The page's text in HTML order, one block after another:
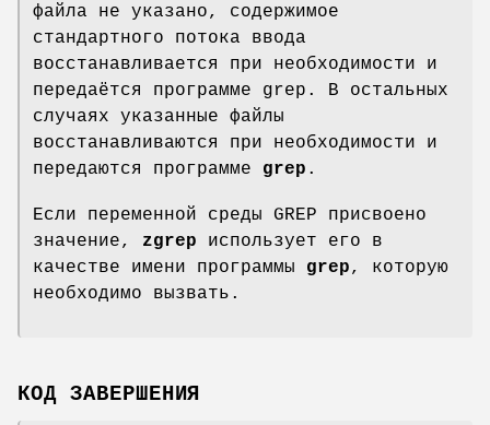
файла не указано, содержимое
стандартного потока ввода
восстанавливается при необходимости и
передаётся программе grep. В остальных
случаях указанные файлы
восстанавливаются при необходимости и
передаются программе grep .
Если переменной среды GREP присвоено
значение, zgrep использует его в
качестве имени программы grep, которую
необходимо вызвать.
КОД ЗАВЕРШЕНИЯ